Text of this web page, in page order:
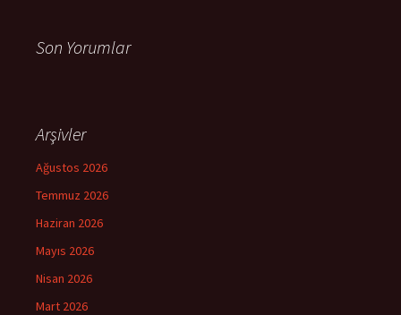
Son Yorumlar
Arşivler
Ağustos 2026
Temmuz 2026
Haziran 2026
Mayıs 2026
Nisan 2026
Mart 2026